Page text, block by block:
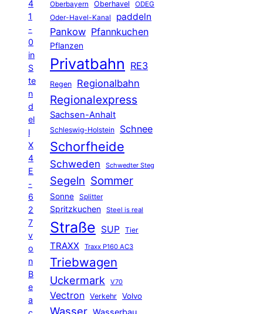
4
1
-
0
in
S
te
n
d
el
l
X
4
E
-
6
2
7
v
o
n
B
e
a
Oberbayern Oberhavel ODEG
Oder-Havel-Kanal paddeln
Pankow Pfannkuchen
Pflanzen
Privatbahn RE3
Regen Regionalbahn
Regionalexpress
Sachsen-Anhalt
Schleswig-Holstein Schnee
Schorfheide
Schweden Schwedter Steg
Segeln Sommer
Sonne Splitter
Spritzkuchen Steel is real
Straße SUP Tier
TRAXX Traxx P160 AC3
Triebwagen
Uckermark V70
Vectron Verkehr Volvo
Wasser